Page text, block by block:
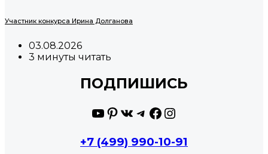
Участник конкурса Ирина Долганова
03.08.2026
3 минуты читать
ПОДПИШИСЬ
YouTube
Pinterest
ВКонтакте
Telegram
Facebook
Instagram
+7 (499) 990-10-91